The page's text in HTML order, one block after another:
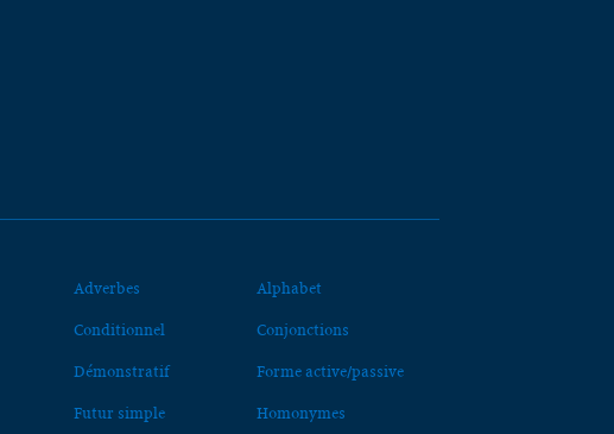
Adverbes Alphabet
Conditionnel Conjonctions
Démonstratif Forme active/passive
Futur simple Homonymes